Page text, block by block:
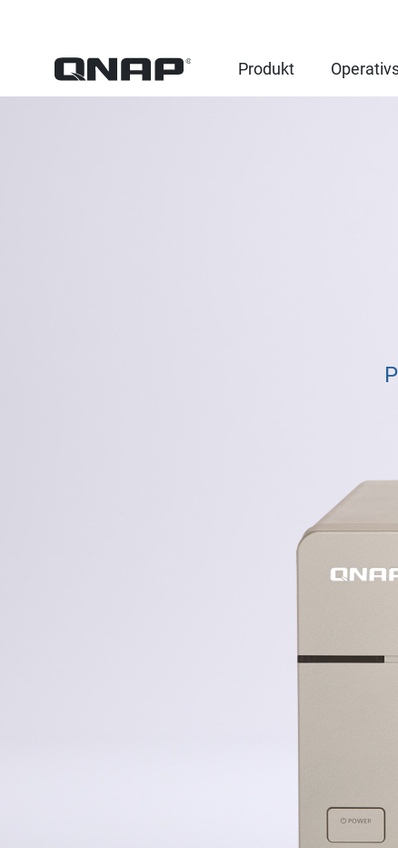
Produkt